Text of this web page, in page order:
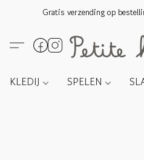
Gratis verzending op
KLEDIJ SPELEN